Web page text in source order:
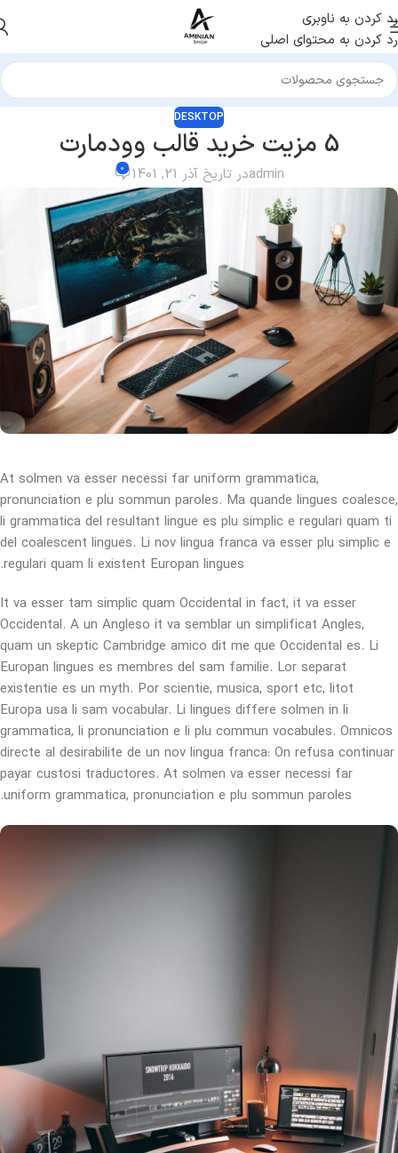
رد کردن به ناوبری
رد کردن به محتوای اصلی
DESKTOP
5 مزیت خرید قالب وودمارت
adminدر تاریخ آذر 21, 1401 0
At solmen va esser necessi far uniform grammatica,
pronunciation e plu sommun paroles. Ma quande lingues coalesce,
li grammatica del resultant lingue es plu simplic e regulari quam ti
del coalescent lingues. Li nov lingua franca va esser plu simplic e
regulari quam li existent Europan lingues.
It va esser tam simplic quam Occidental in fact, it va esser
Occidental. A un Angleso it va semblar un simplificat Angles,
quam un skeptic Cambridge amico dit me que Occidental es. Li
Europan lingues es membres del sam familie. Lor separat
existentie es un myth. Por scientie, musica, sport etc, litot
Europa usa li sam vocabular. Li lingues differe solmen in li
grammatica, li pronunciation e li plu commun vocabules. Omnicos
directe al desirabilite de un nov lingua franca: On refusa continuar
payar custosi traductores. At solmen va esser necessi far
uniform grammatica, pronunciation e plu sommun paroles.